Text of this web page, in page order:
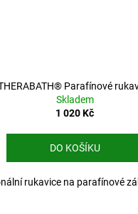
Parafínové
Skladem
1 020 Kč
DO KOŠÍKU
rukavice na parafínové